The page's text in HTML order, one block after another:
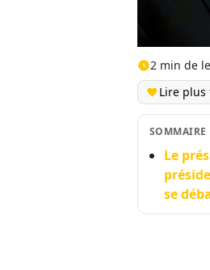
2 min de
Lire plus
SOMMAIRE
Le
se